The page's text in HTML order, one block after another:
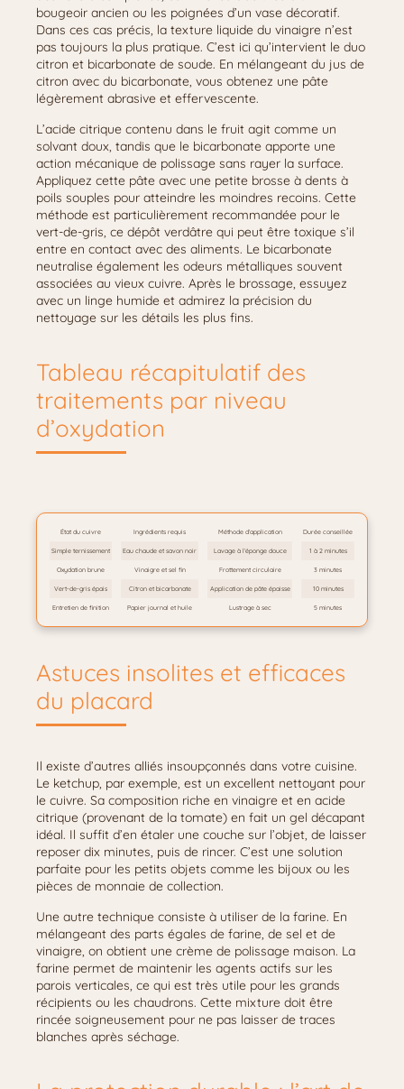
bougeoir ancien ou les poignées d’un vase décoratif.
Dans ces cas précis, la texture liquide du vinaigre n’est
pas toujours la plus pratique. C’est ici qu’intervient le duo
citron et bicarbonate de soude. En mélangeant du jus de
citron avec du bicarbonate, vous obtenez une pâte
légèrement abrasive et effervescente.
L’acide citrique contenu dans le fruit agit comme un
solvant doux, tandis que le bicarbonate apporte une
action mécanique de polissage sans rayer la surface.
Appliquez cette pâte avec une petite brosse à dents à
poils souples pour atteindre les moindres recoins. Cette
méthode est particulièrement recommandée pour le
vert-de-gris, ce dépôt verdâtre qui peut être toxique s’il
entre en contact avec des aliments. Le bicarbonate
neutralise également les odeurs métalliques souvent
associées au vieux cuivre. Après le brossage, essuyez
avec un linge humide et admirez la précision du
nettoyage sur les détails les plus fins.
Tableau récapitulatif des
traitements par niveau
d’oxydation
État du cuivre Ingrédients requis Méthode d’application Durée conseillée
Simple ternissement Eau chaude et savon noir Lavage à l’éponge douce 1 à 2 minutes
Oxydation brune Vinaigre et sel fin Frottement circulaire 3 minutes
Vert-de-gris épais Citron et bicarbonate Application de pâte épaisse 10 minutes
Entretien de finition Papier journal et huile Lustrage à sec 5 minutes
Astuces insolites et efficaces
du placard
Il existe d’autres alliés insoupçonnés dans votre cuisine.
Le ketchup, par exemple, est un excellent nettoyant pour
le cuivre. Sa composition riche en vinaigre et en acide
citrique (provenant de la tomate) en fait un gel décapant
idéal. Il suffit d’en étaler une couche sur l’objet, de laisser
reposer dix minutes, puis de rincer. C’est une solution
parfaite pour les petits objets comme les bijoux ou les
pièces de monnaie de collection.
Une autre technique consiste à utiliser de la farine. En
mélangeant des parts égales de farine, de sel et de
vinaigre, on obtient une crème de polissage maison. La
farine permet de maintenir les agents actifs sur les
parois verticales, ce qui est très utile pour les grands
récipients ou les chaudrons. Cette mixture doit être
rincée soigneusement pour ne pas laisser de traces
blanches après séchage.